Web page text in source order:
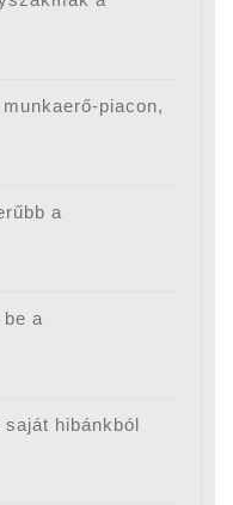
piacon,
a
a
hibánkból